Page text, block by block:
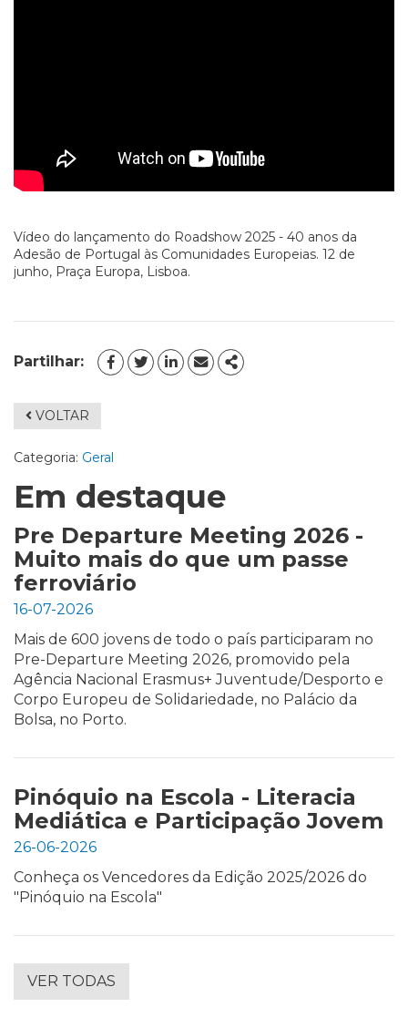
Vídeo do lançamento do Roadshow 2025 - 40 anos da
Adesão de Portugal às Comunidades Europeias. 12 de
junho, Praça Europa, Lisboa.
Partilhar:
FACEBOOK
TWITTERLINKEDIN
EMAILSHARE
VOLTAR
Categoria: Geral
Em destaque
Pre Departure Meeting 2026 -
Muito mais do que um passe
ferroviário
16-07-2026
Mais de 600 jovens de todo o país participaram no
Pre-Departure Meeting 2026, promovido pela
Agência Nacional Erasmus+ Juventude/Desporto e
Corpo Europeu de Solidariedade, no Palácio da
Bolsa, no Porto.
Pinóquio na Escola - Literacia
Mediática e Participação Jovem
26-06-2026
Conheça os Vencedores da Edição 2025/2026 do
"Pinóquio na Escola"
VER TODAS